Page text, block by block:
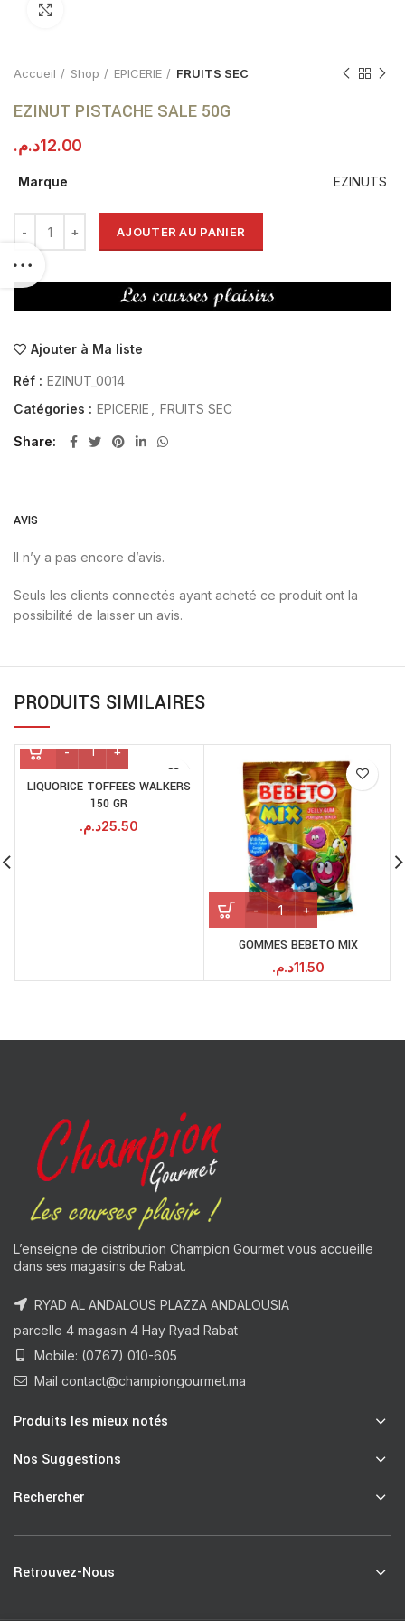
Accueil Shop EPICERIE FRUITS SEC
EZINUT PISTACHE SALE 50G
12.00د.م.
Marque EZINUTS
AJOUTER AU PANIER
Ajouter à Ma liste
Réf : EZINUT_0014
Catégories : EPICERIE FRUITS SEC
Share
AVIS
Il n’y a pas encore d’avis.
Seuls les clients connectés ayant acheté ce produit ont la
possibilité de laisser un avis.
PRODUITS SIMILAIRES
LIQUORICE TOFFEES WALKERS
150 GR
25.50د.م.
GOMMES BEBETO MIX
11.50د.م.
L’enseigne de distribution Champion Gourmet vous accueille
dans ses magasins de Rabat.
RYAD AL ANDALOUS PLAZZA ANDALOUSIA
parcelle 4 magasin 4 Hay Ryad Rabat
Mobile: (0767) 010-605
Mail contact@championgourmet.ma
Produits les mieux notés
Nos Suggestions
Rechercher
Retrouvez-Nous